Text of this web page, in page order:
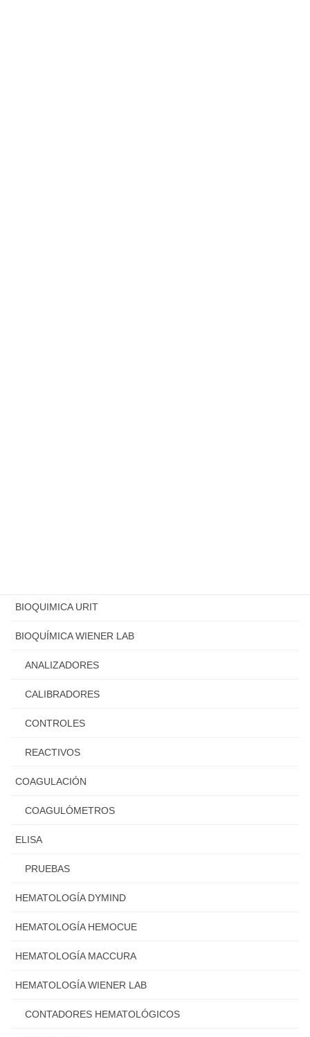
BIOQUIMICA URIT
BIOQUÍMICA WIENER LAB
ANALIZADORES
CALIBRADORES
CONTROLES
REACTIVOS
COAGULACIÓN
COAGULÓMETROS
ELISA
PRUEBAS
HEMATOLOGÍA DYMIND
HEMATOLOGÍA HEMOCUE
HEMATOLOGÍA MACCURA
HEMATOLOGÍA WIENER LAB
CONTADORES HEMATOLÓGICOS